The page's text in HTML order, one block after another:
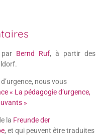
Bernd Ruf, à partir des
nous vous
« La pédagogie d’urgence,
»
la Freunde der
, et qui peuvent être traduites